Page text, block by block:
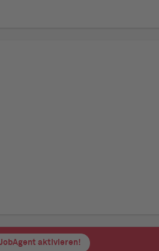
aktivieren!